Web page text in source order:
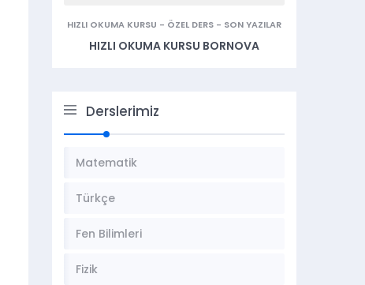
HIZLI OKUMA KURSU - ÖZEL DERS - SON YAZILAR
HIZLI OKUMA KURSU BORNOVA
Derslerimiz
Matematik
Türkçe
Fen Bilimleri
Fizik